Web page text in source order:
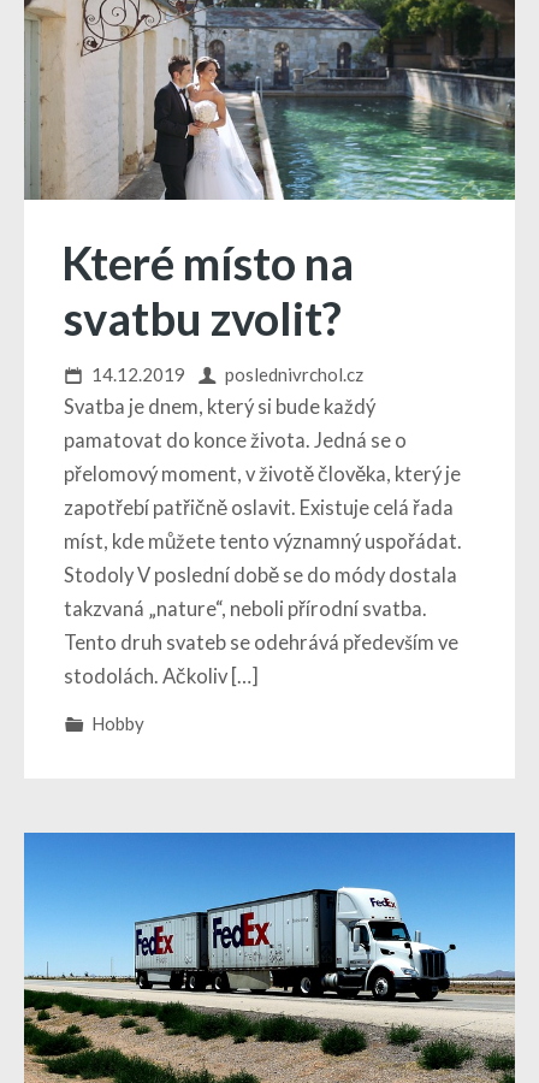
Které místo na
svatbu zvolit?
14.12.2019 poslednivrchol.cz
Svatba je dnem, který si bude každý
pamatovat do konce života. Jedná se o
přelomový moment, v životě člověka, který je
zapotřebí patřičně oslavit. Existuje celá řada
míst, kde můžete tento významný uspořádat.
Stodoly V poslední době se do módy dostala
takzvaná „nature“, neboli přírodní svatba.
Tento druh svateb se odehrává především ve
stodolách. Ačkoliv […]
Hobby